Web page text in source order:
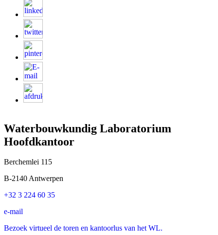
Waterbouwkundig Laboratorium
Hoofdkantoor
Berchemlei 115
B-2140 Antwerpen
+32 3 224 60 35
e-mail
Bezoek virtueel de toren en kantoorlus van het WL.